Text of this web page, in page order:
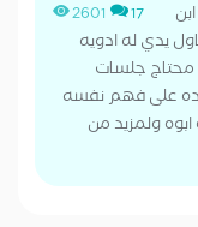
2601 17
يدي له ادويه
محتاج جلسات
على فهم نفسه
ولمزيد من